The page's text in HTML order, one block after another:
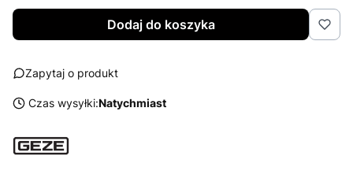
Dodaj do koszyka
Zapytaj o produkt
Czas wysyłki:Natychmiast